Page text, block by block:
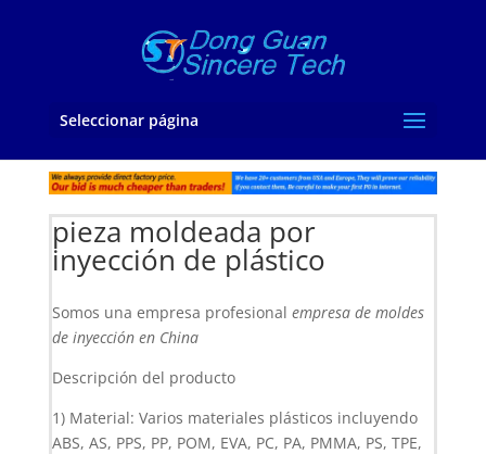
Seleccionar página
pieza moldeada por
inyección de plástico
Somos una empresa profesional empresa de moldes
de inyección en China
Descripción del producto
1) Material: Varios materiales plásticos incluyendo
ABS, AS, PPS, PP, POM, EVA, PC, PA, PMMA, PS, TPE,